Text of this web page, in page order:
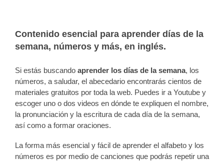
Contenido esencial para aprender días de la
semana, números y más, en inglés.
Si estás buscando aprender los días de la semana, los
números, a saludar, el abecedario encontrarás cientos de
materiales gratuitos por toda la web. Puedes ir a Youtube y
escoger uno o dos videos en dónde te expliquen el nombre,
la pronunciación y la escritura de cada día de la semana,
así como a formar oraciones.
La forma más esencial y fácil de aprender el alfabeto y los
números es por medio de canciones que podrás repetir una